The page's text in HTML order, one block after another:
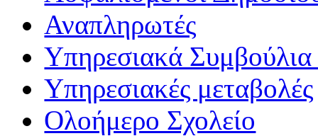
Αναπληρωτές
Υπηρεσιακά
Υπηρεσιακές μεταβολές
Ολοήμερο Σχολείο